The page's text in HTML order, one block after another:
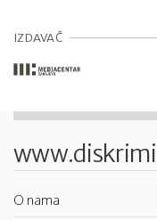
IZDAVAČ
O nama